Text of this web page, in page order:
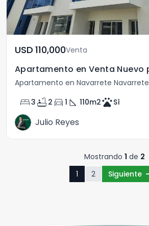
USD	110,000Venta
Apartamento en Navarrete Navarrete
bed3 bathtub 2 directions_car 1 square_foot 110m2petsSì
Julio Reyes
Mostrando 1 de 2
1
2 Siguiente